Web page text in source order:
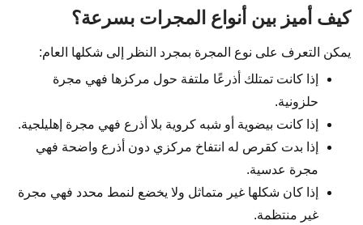
كيف أميز بين أنواع المجرات بسرعة؟
يمكن التعرف على نوع المجرة بمجرد النظر إلى شكلها العام:
إذا كانت تمتلك أذرعًا ملتفة حول مركزها فهي مجرة
حلزونية.
إذا كانت بيضوية أو شبه كروية بلا أذرع فهي مجرة إهليلجية.
إذا بدت كقرص له انتفاخ مركزي دون أذرع واضحة فهي
مجرة عدسية.
إذا كان شكلها غير متماثل ولا يخضع لنمط محدد فهي مجرة
غير منتظمة.